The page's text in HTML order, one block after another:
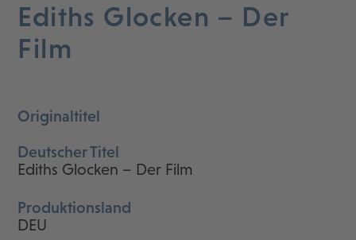
Ediths Glocken – Der
Film
Originaltitel
Deutscher Titel
Ediths Glocken – Der Film
Produktionsland
DEU